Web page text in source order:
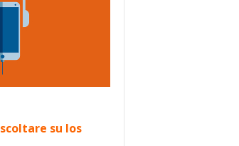
su Ios